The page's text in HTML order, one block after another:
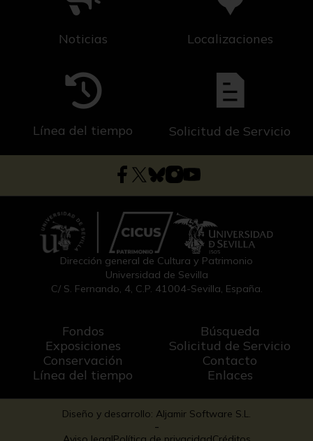
Noticias Localizaciones
Línea del tiempo Solicitud de Servicio
Dirección general de Cultura y Patrimonio
Universidad de Sevilla
C/ S. Fernando, 4, C.P. 41004-Sevilla, España.
Fondos
Exposiciones
Conservación
Línea del tiempo
Búsqueda
Solicitud de Servicio
Contacto
Enlaces
Diseño y desarrollo: Aljamir Software S.L.
-